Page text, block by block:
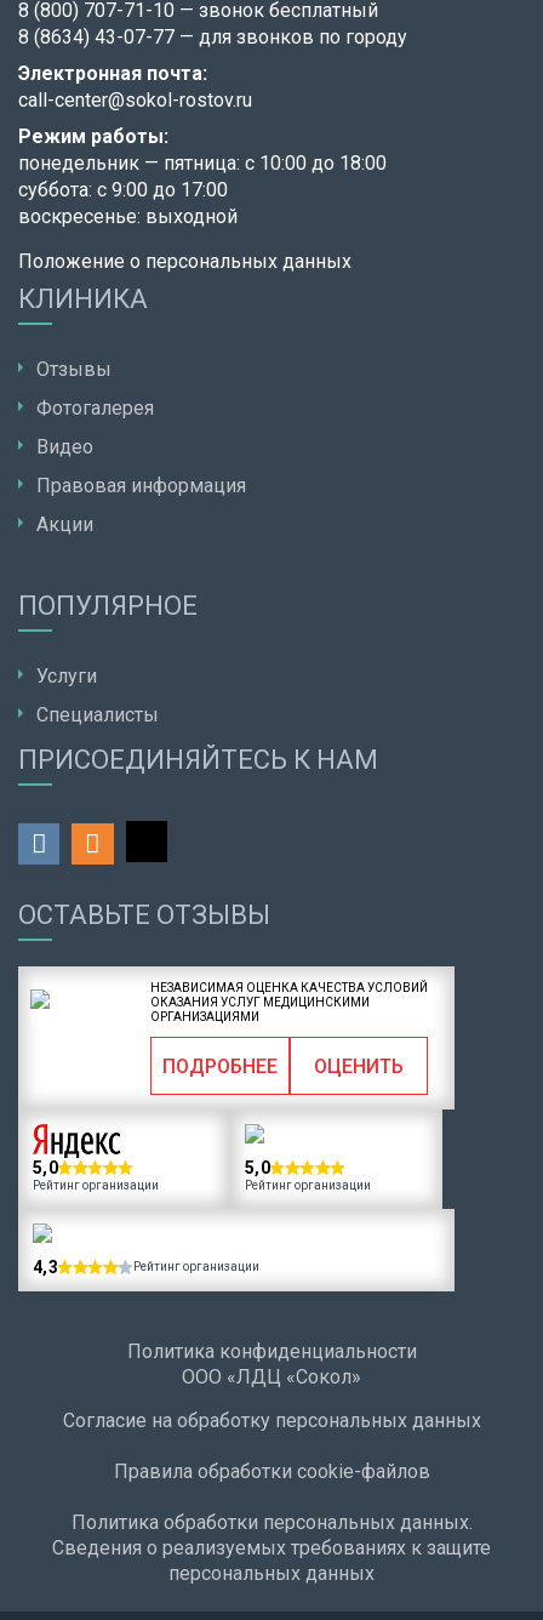
8 (800) 707-71-10 — звонок бесплатный
8 (8634) 43-07-77 — для звонков по городу
Электронная почта:
call-center@sokol-rostov.ru
Режим работы:
понедельник — пятница: с 10:00 до 18:00
суббота: с 9:00 до 17:00
воскресенье: выходной
Положение о персональных данных
КЛИНИКА
Отзывы
Фотогалерея
Видео
Правовая информация
Акции
ПОПУЛЯРНОЕ
Услуги
Специалисты
ОСТАВЬТЕ ОТЗЫВЫ
НЕЗАВИСИМАЯ ОЦЕНКА КАЧЕСТВА УСЛОВИЙ
ОКАЗАНИЯ УСЛУГ МЕДИЦИНСКИМИ
ОРГАНИЗАЦИЯМИ
ПОДРОБНЕЕ ОЦЕНИТЬ
5,0
Рейтинг организации
5,0
Рейтинг организации
4,3 Рейтинг организации
ПРИСОЕДИНЯЙТЕСЬ К НАМ
Политика конфиденциальности
ООО «ЛДЦ «Сокол»
Согласие на обработку персональных данных
Правила обработки cookie-файлов
Политика обработки персональных данных.
Сведения о реализуемых требованиях к защите
персональных данных